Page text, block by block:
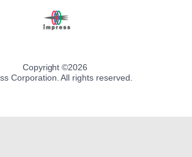
Copyright ©2026
Corporation. All rights reserved.